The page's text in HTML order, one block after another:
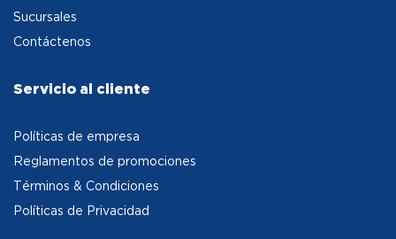
Sucursales
Contáctenos
Servicio al cliente
Políticas de empresa
Reglamentos de promociones
Términos & Condiciones
Políticas de Privacidad